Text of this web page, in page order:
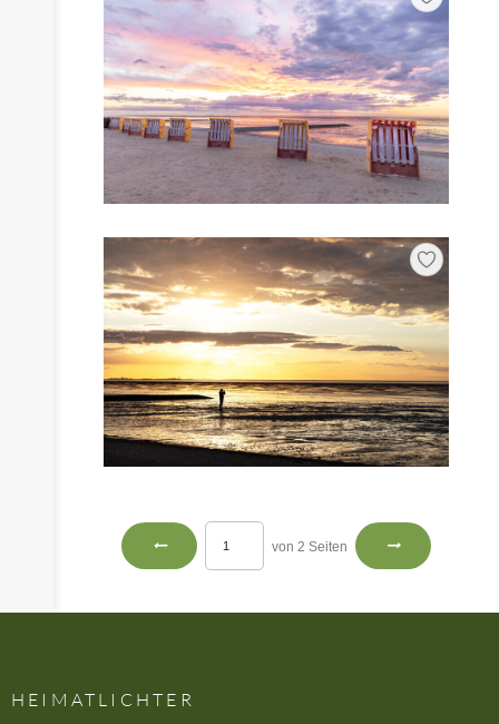
von 2 Seiten
HEIMATLICHTER